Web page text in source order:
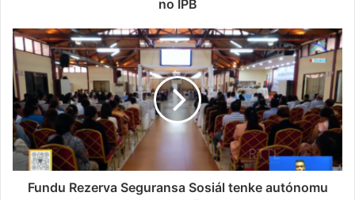
no IPB
Fundu Rezerva Seguransa Sosiál tenke autónomu